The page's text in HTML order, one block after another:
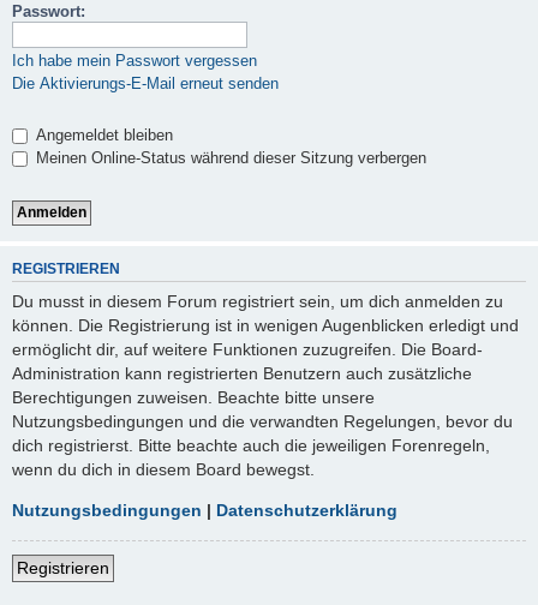
Passwort:
Ich habe mein Passwort vergessen
Die Aktivierungs-E-Mail erneut senden
Angemeldet bleiben
Meinen Online-Status während dieser Sitzung verbergen
REGISTRIEREN
Du musst in diesem Forum registriert sein, um dich anmelden zu
können. Die Registrierung ist in wenigen Augenblicken erledigt und
ermöglicht dir, auf weitere Funktionen zuzugreifen. Die Board-
Administration kann registrierten Benutzern auch zusätzliche
Berechtigungen zuweisen. Beachte bitte unsere
Nutzungsbedingungen und die verwandten Regelungen, bevor du
dich registrierst. Bitte beachte auch die jeweiligen Forenregeln,
wenn du dich in diesem Board bewegst.
Nutzungsbedingungen | Datenschutzerklärung
Registrieren